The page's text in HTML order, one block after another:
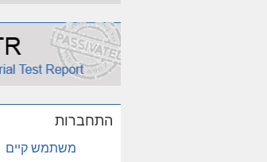
התחברות
משתמש קיים